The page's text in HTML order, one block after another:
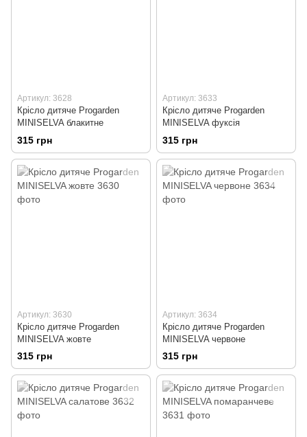
Артикул: 3628
Крісло дитяче Progarden
MINISELVA блакитне
315 грн
Артикул: 3633
Крісло дитяче Progarden
MINISELVA фуксія
315 грн
Артикул: 3630
Крісло дитяче Progarden
MINISELVA жовте
315 грн
Артикул: 3634
Крісло дитяче Progarden
MINISELVA червоне
315 грн